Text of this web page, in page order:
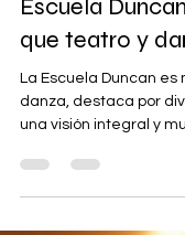
Escuela Duncan
22 may
5 min de lectura
Escuela
que teatro y
danza, destaca por
una visión integral y